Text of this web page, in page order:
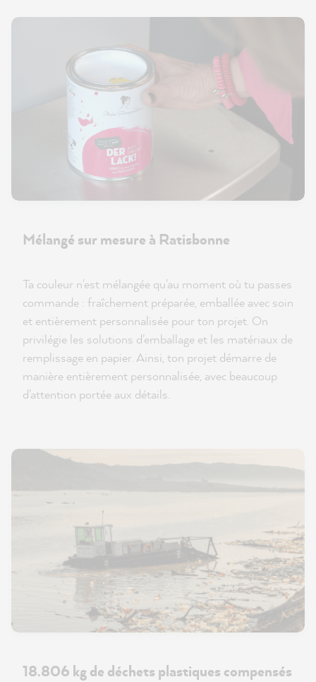
Mélangé sur mesure à Ratisbonne
Ta couleur n'est mélangée qu'au moment où tu passes
commande : fraîchement préparée, emballée avec soin
et entièrement personnalisée pour ton projet. On
privilégie les solutions d'emballage et les matériaux de
remplissage en papier. Ainsi, ton projet démarre de
manière entièrement personnalisée, avec beaucoup
d'attention portée aux détails.
18.806 kg de déchets plastiques compensés